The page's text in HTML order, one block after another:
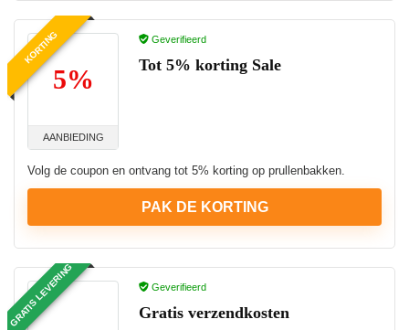
KORTING
5%
AANBIEDING
Geverifieerd
Tot 5% korting Sale
Volg de coupon en ontvang tot 5% korting op prullenbakken.
PAK DE KORTING
GRATIS LEVERING Geverifieerd
Gratis verzendkosten